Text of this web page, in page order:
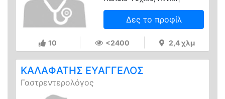
Δες το προφίλ
10 <2400 2,4 χλμ
ΚΑΛΑΦΑΤΗΣ ΕΥΑΓΓΕΛΟΣ
Γαστρεντερολόγος